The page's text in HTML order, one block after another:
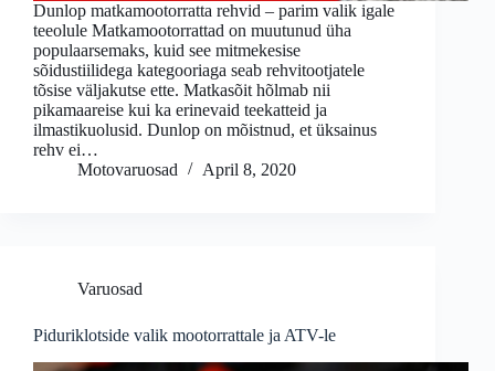
Dunlop matkamootorratta rehvid – parim valik igale
teeolule Matkamootorrattad on muutunud üha
populaarsemaks, kuid see mitmekesise
sõidustiilidega kategooriaga seab rehvitootjatele
tõsise väljakutse ette. Matkasõit hõlmab nii
pikamaareise kui ka erinevaid teekatteid ja
ilmastikuolusid. Dunlop on mõistnud, et üksainus
rehv ei…
Motovaruosad
April 8, 2020
Varuosad
Piduriklotside valik mootorrattale ja ATV-le